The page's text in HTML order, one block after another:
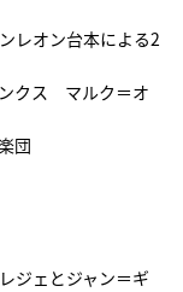
レオン台本による2
クス マルク＝オ
団
ジェとジャン＝ギ